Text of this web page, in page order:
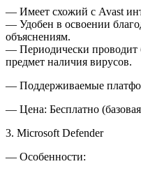
— Имеет схожий с Avast
— Удобен в освоении
объяснениям.
— Периодически проводит
предмет наличия вирусов.
— Поддерживаемые
— Цена: Бесплатно
3. Microsoft Defender
— Особенности: